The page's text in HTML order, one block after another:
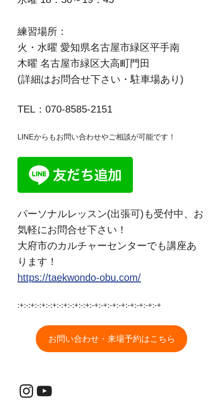
練習場所：
火・水曜 愛知県名古屋市緑区平手南
木曜 名古屋市緑区大高町門田
(詳細はお問合せ下さい・駐車場あり)
TEL：070-8585-2151
LINEからもお問い合わせやご相談が可能です！
パーソナルレッスン(出張可)も受付中、お
気軽にお問合せ下さい！
大府市のカルチャーセンターでも講座あ
ります！
https://taekwondo-obu.com/
:+:-:+:-:+:-:+:-:+:-:+:-:+:-+:-+:-+:-+:-+:-+:-+:-+
お問い合わせ・来場予約はこちら
Instagram
YouTube